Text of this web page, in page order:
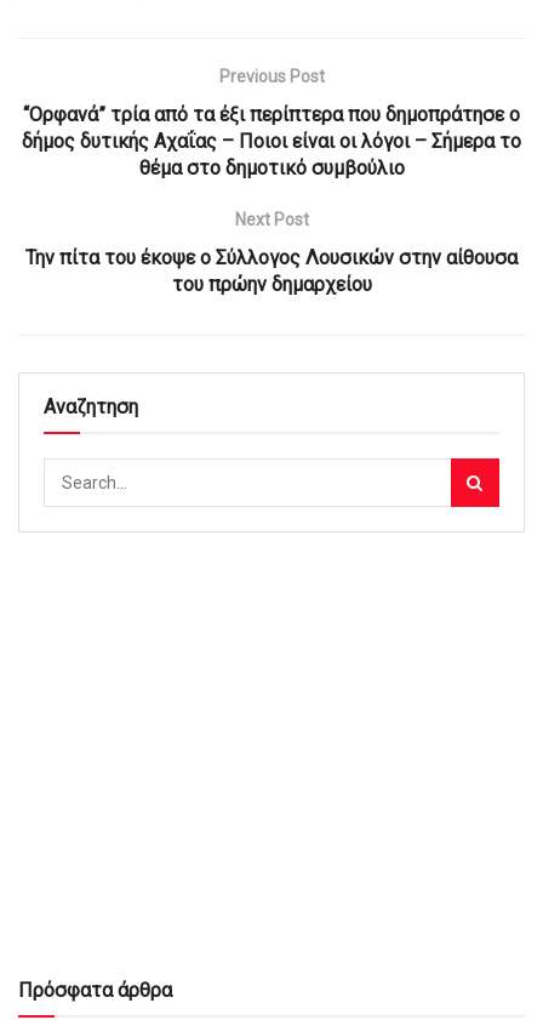
Previous Post
“Ορφανά” τρία από τα έξι περίπτερα που δημοπράτησε ο
δήμος δυτικής Αχαΐας – Ποιοι είναι οι λόγοι – Σήμερα το
θέμα στο δημοτικό συμβούλιο
Next Post
Την πίτα του έκοψε ο Σύλλογος Λουσικών στην αίθουσα
του πρώην δημαρχείου
Αναζητηση
Πρόσφατα άρθρα